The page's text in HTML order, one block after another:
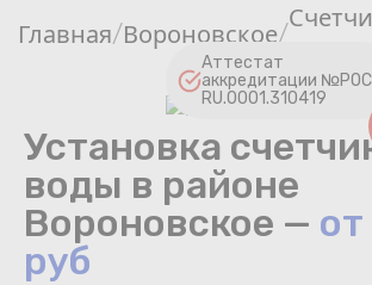
Теплосчетчики
Услуги лаборатории
Районы
Аршин
Главная/Вороновское/
Аттестат
аккредитации
RU.0001.310419
Установка
воды в районе
Вороновское —
руб